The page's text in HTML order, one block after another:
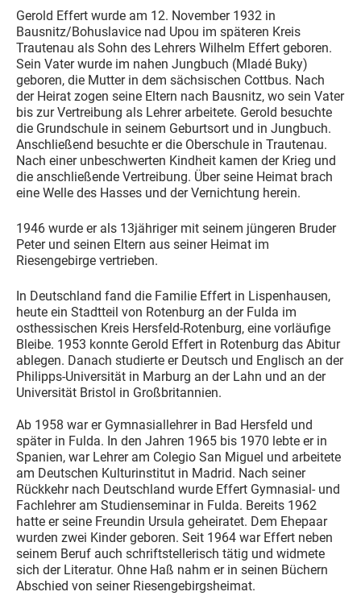
Gerold Effert wurde am 12. November 1932 in
Bausnitz/Bohuslavice nad Upou im späteren Kreis
Trautenau als Sohn des Lehrers Wilhelm Effert geboren.
Sein Vater wurde im nahen Jungbuch (Mladé Buky)
geboren, die Mutter in dem sächsischen Cottbus. Nach
der Heirat zogen seine Eltern nach Bausnitz, wo sein Vater
bis zur Vertreibung als Lehrer arbeitete. Gerold besuchte
die Grundschule in seinem Geburtsort und in Jungbuch.
Anschließend besuchte er die Oberschule in Trautenau.
Nach einer unbeschwerten Kindheit kamen der Krieg und
die anschließende Vertreibung. Über seine Heimat brach
eine Welle des Hasses und der Vernichtung herein.
1946 wurde er als 13jähriger mit seinem jüngeren Bruder
Peter und seinen Eltern aus seiner Heimat im
Riesengebirge vertrieben.
In Deutschland fand die Familie Effert in Lispenhausen,
heute ein Stadtteil von Rotenburg an der Fulda im
osthessischen Kreis Hersfeld-Rotenburg, eine vorläufige
Bleibe. 1953 konnte Gerold Effert in Rotenburg das Abitur
ablegen. Danach studierte er Deutsch und Englisch an der
Philipps-Universität in Marburg an der Lahn und an der
Universität Bristol in Großbritannien.
Ab 1958 war er Gymnasiallehrer in Bad Hersfeld und
später in Fulda. In den Jahren 1965 bis 1970 lebte er in
Spanien, war Lehrer am Colegio San Miguel und arbeitete
am Deutschen Kulturinstitut in Madrid. Nach seiner
Rückkehr nach Deutschland wurde Effert Gymnasial- und
Fachlehrer am Studienseminar in Fulda. Bereits 1962
hatte er seine Freundin Ursula geheiratet. Dem Ehepaar
wurden zwei Kinder geboren. Seit 1964 war Effert neben
seinem Beruf auch schriftstellerisch tätig und widmete
sich der Literatur. Ohne Haß nahm er in seinen Büchern
Abschied von seiner Riesengebirgsheimat.